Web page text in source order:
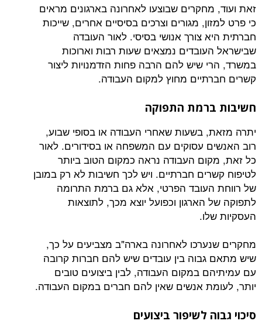
זאת ועוד, מחקרים שבוצעו לאחרונה בארגונים מראים
כי פרט למזון, מגורים וצרכים בסיסיים אחרים, שייכות
חברתית היא צורך אנושי בסיסי. לאור העובדה
שבישראל העובדים נמצאים שעות רבות וארוכות
במשרד, הרי שיש להם הרבה פחות הזדמנויות ליצור
קשרים חברתיים מחוץ למקום העבודה.
חשיבות ברמת התפוקה
יתרה מזאת, בשעות שאחרי העבודה או בסופי שבוע,
רוב האנשים עסוקים עם המשפחה או בסידורים. לאור
כל זאת, מקום העבודה נראה כמקום הטוב ביותר
לטיפוח קשרים חברתיים. ויש לכך חשיבות לא רק במובן
של רווחת העובד הפרטי, אלא גם ברמת התרומה
לתפוקה של הארגון וכפועל יוצא מכך, לתוצאות
העסקיות שלו.
מחקרים שנערכו לאחרונה בארה"ב מצביעים על כך,
שיש מתאם גבוה בין עובדים שיש להם חברות קרובה
עם עמיתיהם במקום העבודה, לבין ביצועים טובים
יותר, לעומת אנשים שאין להם חברים במקום העבודה.
סיכוי גבוה לשיפור ביצועים